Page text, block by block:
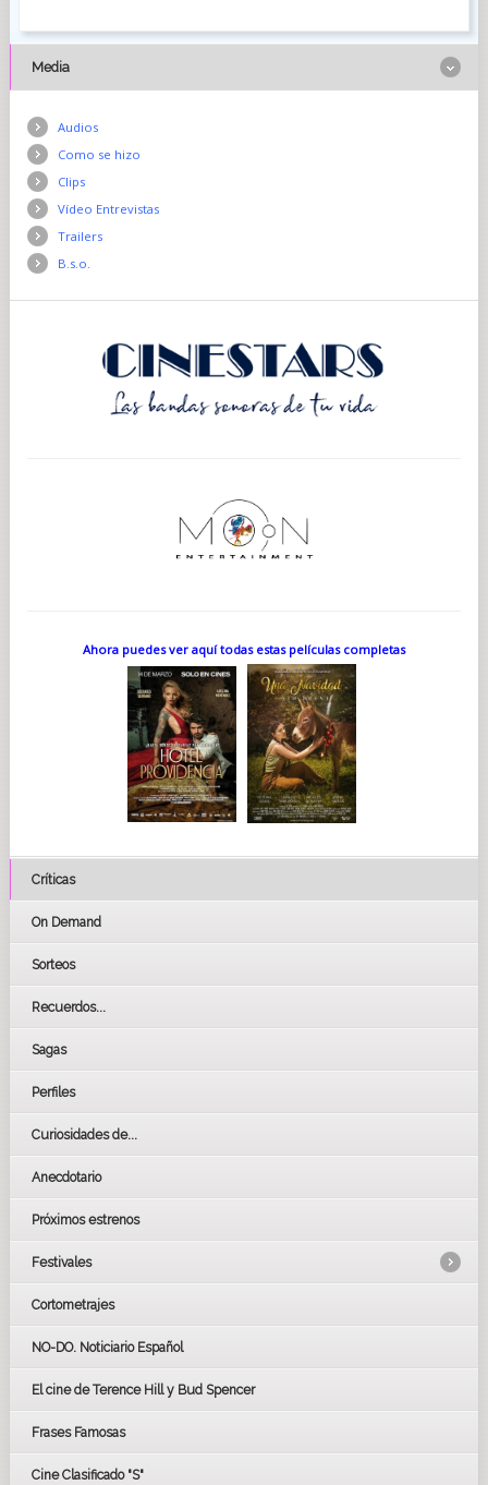
Media
Audios
Como se hizo
Clips
Vídeo Entrevistas
Trailers
B.s.o.
Ahora puedes ver aquí todas estas películas completas
Críticas
On Demand
Sorteos
Recuerdos...
Sagas
Perfiles
Curiosidades de...
Anecdotario
Próximos estrenos
Festivales
LOS OSCARS
GOYAS
BAFTA
Cortometrajes
NO-DO. Noticiario Español
El cine de Terence Hill y Bud Spencer
Frases Famosas
Cine Clasificado "S"